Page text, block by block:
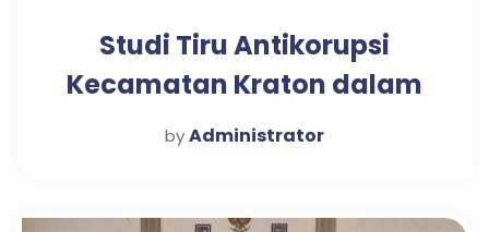
Studi Tiru Antikorupsi
Kecamatan Kraton dalam
Mewujudkan Pelayanan
byAdministrator